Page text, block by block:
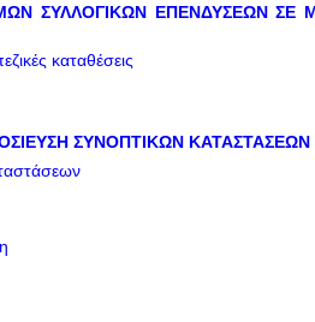
ΣΥΛΛΟΓΙΚΩΝ ΕΠΕΝΔΥΣΕΩΝ ΣΕ
καταθέσεις
ΣΥΝΟΠΤΙΚΩΝ ΚΑΤΑΣΤΑΣΕΩΝ